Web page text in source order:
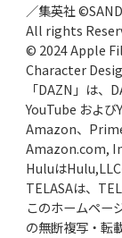
／集英社
All rights
© 2024 Apple
Character
「DAZN」は、
YouTube および
Amazon、
Amazon.com,
HuluはHulu,LLC
TELASAは、
このホームペー
の無断複写・転